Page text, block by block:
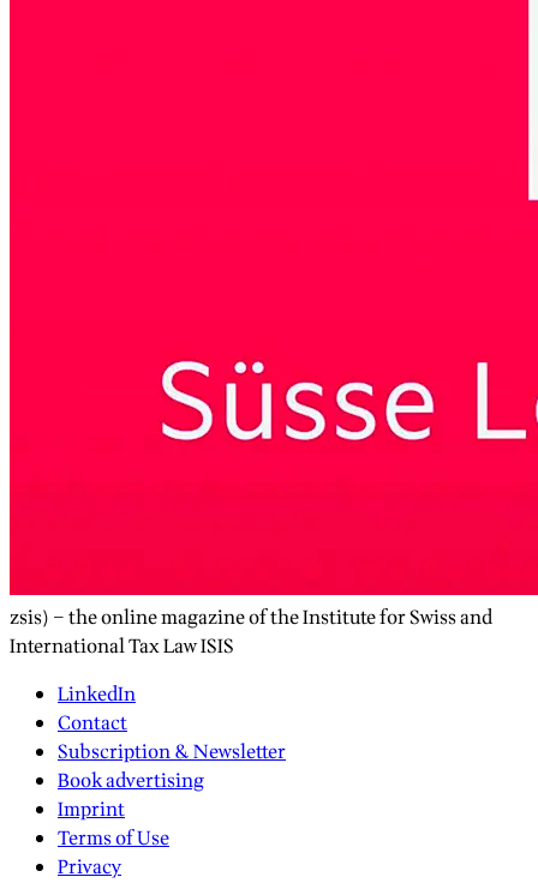
zsis) – the online magazine of the Institute for Swiss and
International Tax Law ISIS
LinkedIn
Contact
Subscription & Newsletter
Book advertising
Imprint
Terms of Use
Privacy